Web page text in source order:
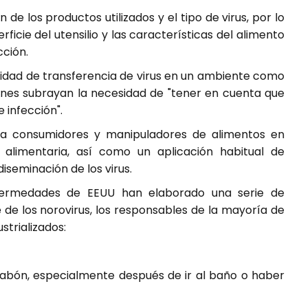
de los productos utilizados y el tipo de virus, por lo
del utensilio y las características del alimento
de transferencia de virus en un ambiente como
subrayan la necesidad de "tener en cuenta que
infección".
consumidores y manipuladores de alimentos en
así como un aplicación habitual de
de los virus.
de EEUU han elaborado una serie de
los norovirus, los responsables de la mayoría de
especialmente después de ir al baño o haber